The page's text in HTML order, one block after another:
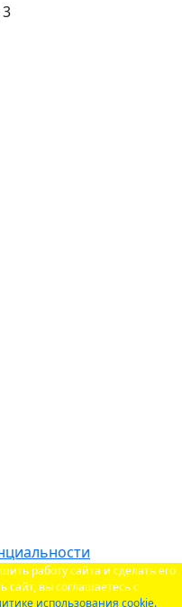
работу сайта и сделать его
сайт, вы соглашаетесь с
использования cookie.